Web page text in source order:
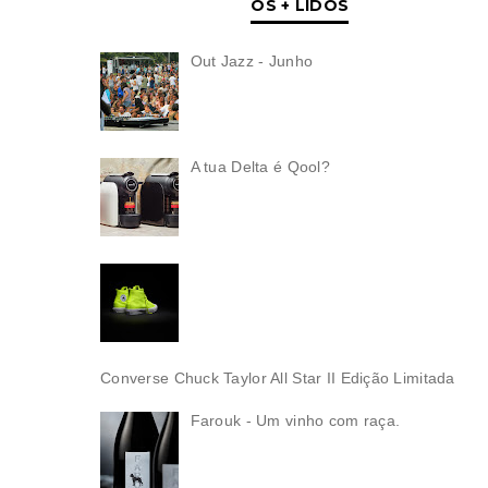
OS + LIDOS
Out Jazz - Junho
A tua Delta é Qool?
Converse Chuck Taylor All Star II Edição Limitada
Farouk - Um vinho com raça.